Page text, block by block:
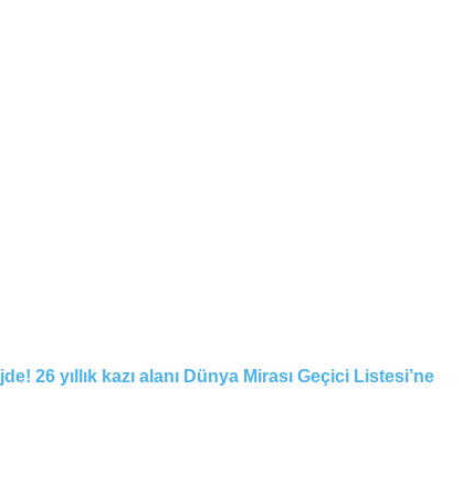
26 yıllık kazı alanı Dünya Mirası Geçici Listesi’ne